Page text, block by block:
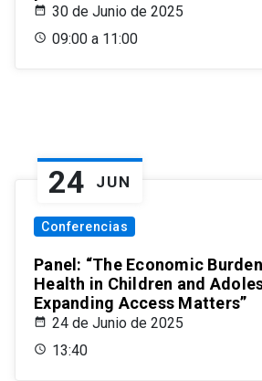
30 de Junio de 2025
09:00 a 11:00
24 JUN
Conferencias
Panel: “The Economic
Health in Children and
Expanding Access Matters”
24 de Junio de 2025
13:40